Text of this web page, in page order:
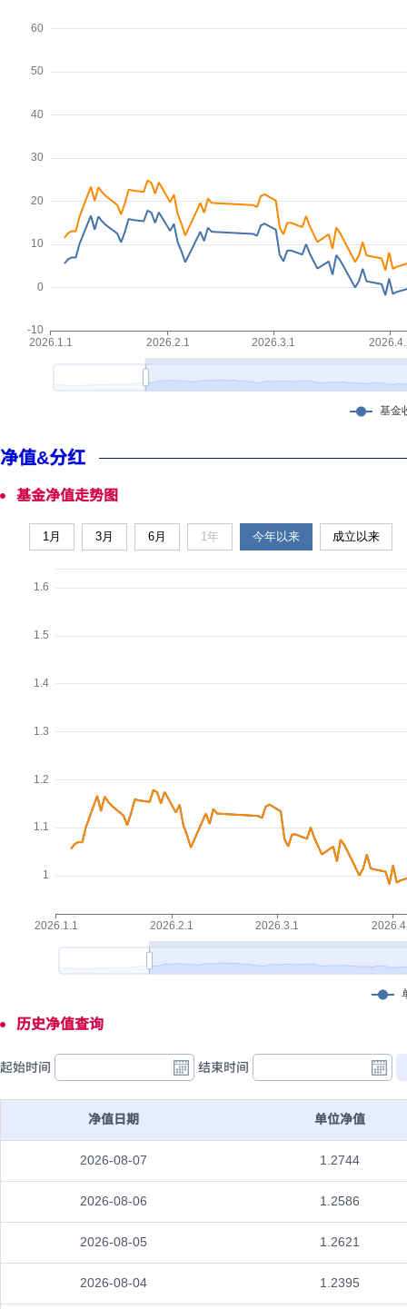
净值&分红
基金净值走势图
1月 3月 6月 1年 今年以来 成立以来
历史净值查询
起始时间 结束时间
净值日期 单位净值
2026-08-07 1.2744
2026-08-06 1.2586
2026-08-05 1.2621
2026-08-04 1.2395